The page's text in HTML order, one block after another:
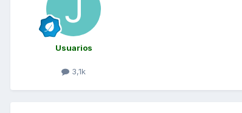
Usuarios
3,1k